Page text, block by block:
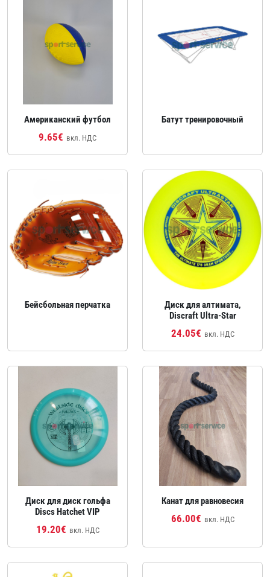
Американский футбол
9.65€ вкл. НДС
Батут тренировочный
Бейсбольная перчатка
Диск для алтимата,
Discraft Ultra‑Star
24.05€ вкл. НДС
Диск для диск гольфа
Discs Hatchet VIP
19.20€ вкл. НДС
Канат для равновесия
66.00€ вкл. НДС